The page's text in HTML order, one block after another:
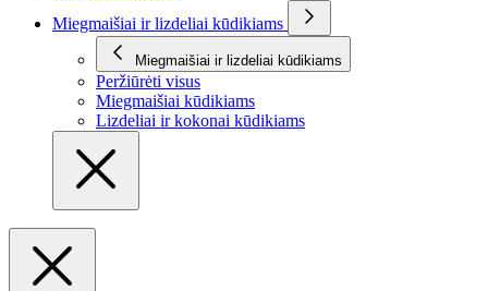
Miegmaišiai ir lizdeliai kūdikiams
Miegmaišiai ir lizdeliai kūdikiams
Peržiūrėti visus
Miegmaišiai kūdikiams
Lizdeliai ir kokonai kūdikiams